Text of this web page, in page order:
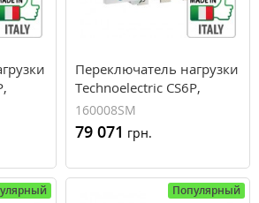
Переключатель нагрузки
Technoelectric CS6P,
1600А
160008SM
79 071 грн.
Популярный